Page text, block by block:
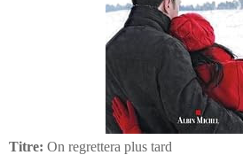
Titre: On regrettera plus tard